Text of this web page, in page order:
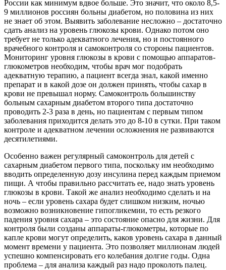
России как минимум вдвое больше. Это значит, что около 8,5-
9 миллионов россиян больны диабетом, но половина из них
не знает об этом. Выявить заболевание несложно – достаточно
сдать анализ на уровень глюкозы крови. Однако потом оно
требует не только адекватного лечения, но и постоянного
врачебного контроля и самоконтроля со стороны пациентов.
Мониторинг уровня глюкозы в крови с помощью аппаратов-
глюкометров необходим, чтобы врач мог подобрать
адекватную терапию, а пациент всегда знал, какой именно
препарат и в какой дозе он должен принять, чтобы сахар в
крови не превышал норму. Самоконтроль большинству
больным сахарным диабетом второго типа достаточно
проводить 2-3 раза в день, но пациентам с первым типом
заболевания приходится делать это до 8-10 в сутки. При таком
контроле и адекватном лечении осложнения не развиваются
десятилетиями.
Особенно важен регулярный самоконтроль для детей с
сахарным диабетом первого типа, поскольку им необходимо
вводить определенную дозу инсулина перед каждым приемом
пищи. А чтобы правильно рассчитать ее, надо знать уровень
глюкозы в крови. Такой же анализ необходимо сделать и на
ночь – если уровень сахара будет слишком низким, ночью
возможно возникновение гипогликемии, то есть резкого
падения уровня сахара – это состояние опасно для жизни. Для
контроля были созданы аппараты-глюкометры, которые по
капле крови могут определить, каков уровень сахара в данный
момент времени у пациента. Это позволяет миллионам людей
успешно компенсировать его колебания долгие годы. Одна
проблема – для анализа каждый раз надо проколоть палец.